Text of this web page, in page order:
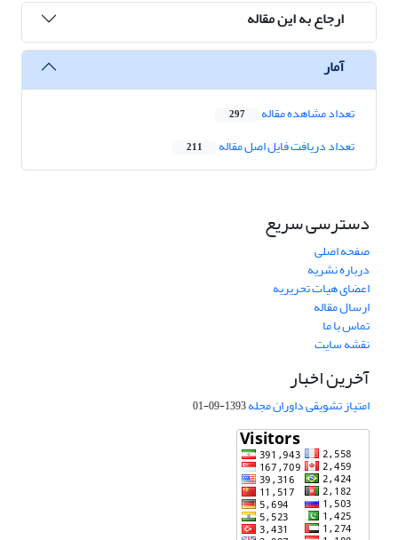
ارجاع به این مقاله
آمار
تعداد مشاهده مقاله 297
تعداد دریافت فایل اصل مقاله 211
دسترسی سریع
صفحه اصلی
درباره نشریه
اعضای هیات تحریریه
ارسال مقاله
تماس با ما
نقشه سایت
آخرین اخبار
امتیاز تشویقی داوران مجله1393-09-01